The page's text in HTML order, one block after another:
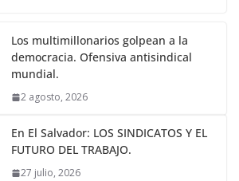
Los multimillonarios golpean a la
democracia. Ofensiva antisindical
mundial.
2 agosto, 2026
En El Salvador: LOS SINDICATOS Y EL
FUTURO DEL TRABAJO.
27 julio, 2026